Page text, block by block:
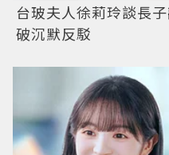
台玻夫人徐莉玲談長
破沉默反駁